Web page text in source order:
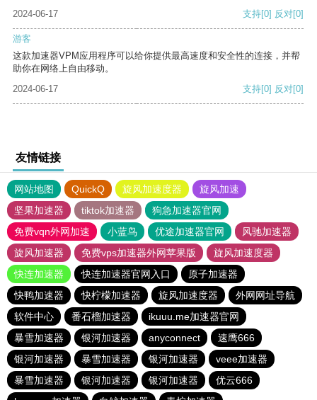
2024-06-17
支持[0] 反对[0]
游客
这款加速器VPM应用程序可以给你提供最高速度和安全性的连接，并帮
助你在网络上自由移动。
2024-06-17
支持[0] 反对[0]
友情链接
网站地图 QuickQ 旋风加速度器
旋风加速
坚果加速器
tiktok加速器
狗急加速器官网
免费vqn外网加速
小蓝鸟 优途加速器官网
风驰加速器
旋风加速器
免费vps加速器外网苹果版
旋风加速度器
快连加速器
快连加速器官网入口
原子加速器
快鸭加速器
快柠檬加速器 旋风加速度器
外网网址导航
软件中心
番石榴加速器
ikuuu.me加速器官网
暴雪加速器
银河加速器 anyconnect
速鹰666
银河加速器
暴雪加速器 银河加速器
veee加速器
暴雪加速器
银河加速器 银河加速器
优云666